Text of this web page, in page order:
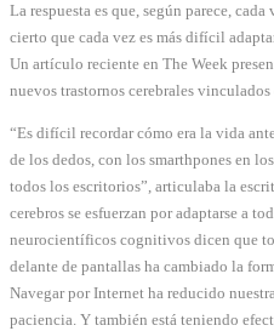
La respuesta es que, según parece,
cierto que cada vez es más difícil
Un artículo reciente en The Week
nuevos trastornos cerebrales
“Es difícil recordar cómo era la vida
de los dedos, con los smarthpones en
todos los escritorios”, articulaba la
cerebros se esfuerzan por adaptarse a
neurocientíficos cognitivos dicen que
delante de pantallas ha cambiado la
Navegar por Internet ha reducido
paciencia. Y también está teniendo